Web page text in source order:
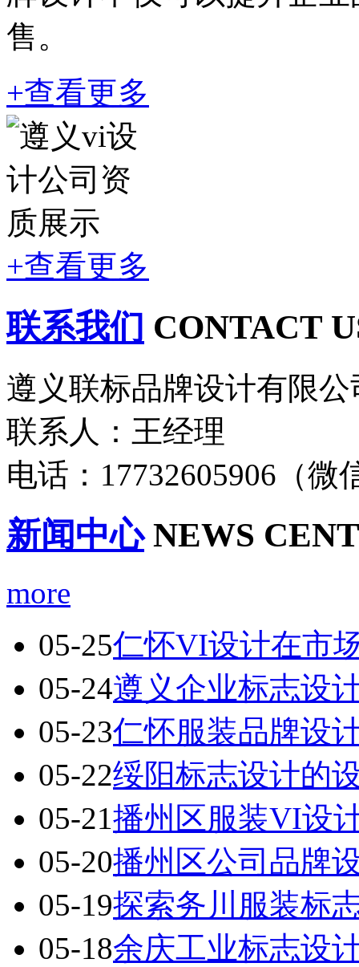
售。
+查看更多
+查看更多
联系我们 CONTACT
遵义联标品牌设计有限公
联系人：王经理
电话：17732605906（微
新闻中心NEWS
more
05-25仁怀VI设计在市
05-24遵义企业标志设
05-23仁怀服装品牌设
05-22绥阳标志设计的
05-21播州区服装VI设
05-20播州区公司品牌
05-19探索务川服装标
05-18余庆工业标志设